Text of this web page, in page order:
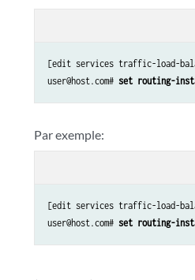
[edit services traffic-load-
user@host.com# set routing-
Par exemple:
[edit services traffic-load-
user@host.com# set routing-